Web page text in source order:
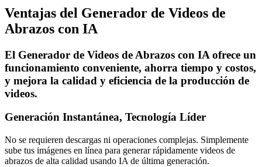
Ventajas del Generador de Videos de
Abrazos con IA
El Generador de Videos de Abrazos con IA ofrece un
funcionamiento conveniente, ahorra tiempo y costos,
y mejora la calidad y eficiencia de la producción de
videos.
Generación Instantánea, Tecnología Líder
No se requieren descargas ni operaciones complejas. Simplemente
sube tus imágenes en línea para generar rápidamente videos de
abrazos de alta calidad usando IA de última generación.